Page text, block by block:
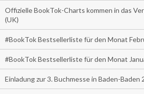
Offizielle BookTok-Charts kommen in das
(UK)
#BookTok Bestsellerliste für den Monat
#BookTok Bestsellerliste für den Monat
Einladung zur 3. Buchmesse in Baden-Baden